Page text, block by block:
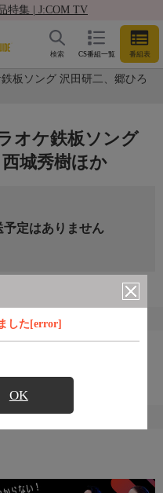
特集 | J:COM TV
CS番組一覧 番組表
検索
板ソング 沢田研二、郷ひろ
した[error]
OK
オケ鉄板ソング
城秀樹ほか
予定はありません